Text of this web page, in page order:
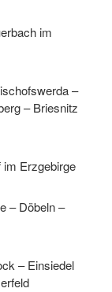
im
–
– Briesnitz
im Erzgebirge
– Döbeln –
– Einsiedel